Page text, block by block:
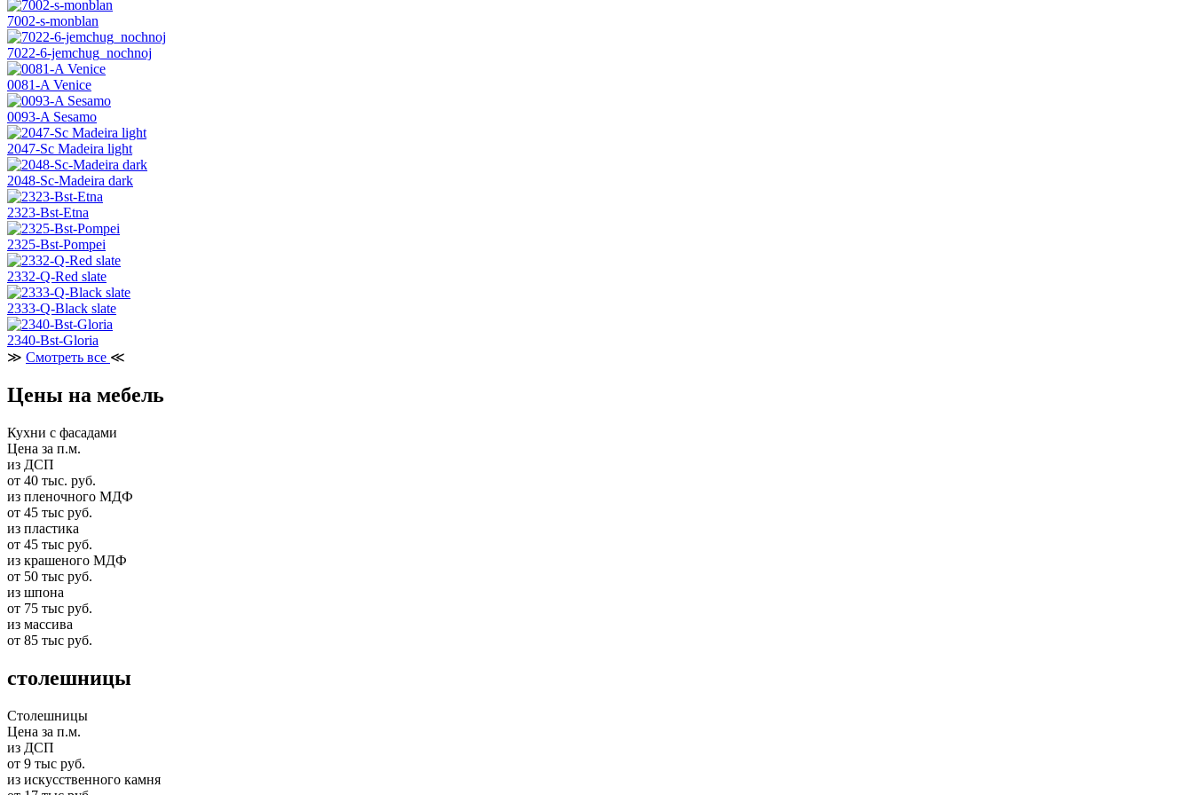
7002-s-monblan
7022-6-jemchug_nochnoj
0081-A Venice
0093-A Sesamo
2047-Sc Madeira light
2048-Sc-Madeira dark
2323-Bst-Etna
2325-Bst-Pompei
2332-Q-Red slate
2333-Q-Black slate
2340-Bst-Gloria
≫ Смотреть все ≪
Цены на мебель
Кухни с фасадами
Цена за п.м.
из ДСП
от 40 тыс. руб.
из пленочного МДФ
от 45 тыс руб.
из пластика
от 45 тыс руб.
из крашеного МДФ
от 50 тыс руб.
из шпона
от 75 тыс руб.
из массива
от 85 тыс руб.
столешницы
Столешницы
Цена за п.м.
из ДСП
от 9 тыс руб.
из искусственного камня